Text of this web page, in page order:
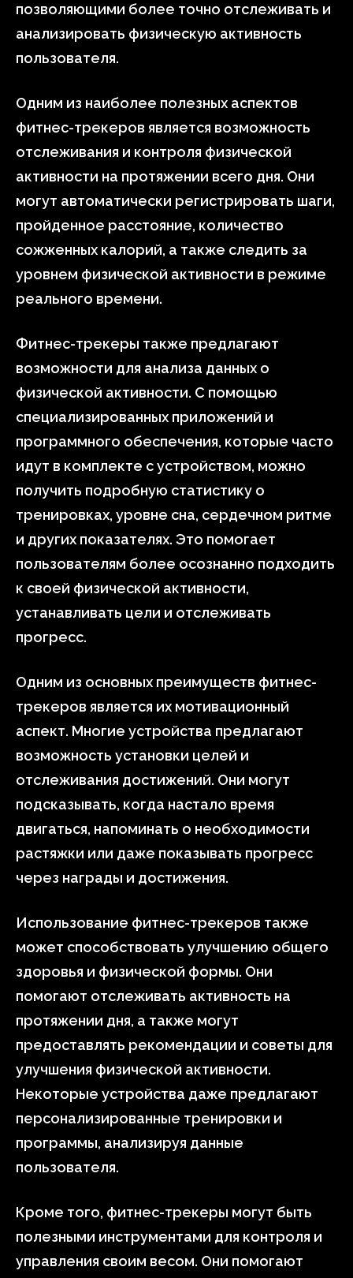
позволяющими более точно отслеживать и
анализировать физическую активность
пользователя.
Одним из наиболее полезных аспектов
фитнес-трекеров является возможность
отслеживания и контроля физической
активности на протяжении всего дня. Они
могут автоматически регистрировать шаги,
пройденное расстояние, количество
сожженных калорий, а также следить за
уровнем физической активности в режиме
реального времени.
Фитнес-трекеры также предлагают
возможности для анализа данных о
физической активности. С помощью
специализированных приложений и
программного обеспечения, которые часто
идут в комплекте с устройством, можно
получить подробную статистику о
тренировках, уровне сна, сердечном ритме
и других показателях. Это помогает
пользователям более осознанно подходить
к своей физической активности,
устанавливать цели и отслеживать
прогресс.
Одним из основных преимуществ фитнес-
трекеров является их мотивационный
аспект. Многие устройства предлагают
возможность установки целей и
отслеживания достижений. Они могут
подсказывать, когда настало время
двигаться, напоминать о необходимости
растяжки или даже показывать прогресс
через награды и достижения.
Использование фитнес-трекеров также
может способствовать улучшению общего
здоровья и физической формы. Они
помогают отслеживать активность на
протяжении дня, а также могут
предоставлять рекомендации и советы для
улучшения физической активности.
Некоторые устройства даже предлагают
персонализированные тренировки и
программы, анализируя данные
пользователя.
Кроме того, фитнес-трекеры могут быть
полезными инструментами для контроля и
управления своим весом. Они помогают